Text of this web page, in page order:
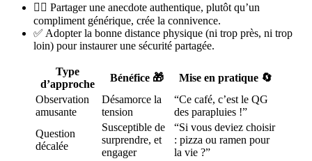
🙋‍♂️ Partager une anecdote authentique, plutôt qu’un
compliment générique, crée la connivence.
✅ Adopter la bonne distance physique (ni trop près, ni trop
loin) pour instaurer une sécurité partagée.
Type
d’approche
Bénéfice 🎁
Mise en pratique 🔄
Observation
amusante
Désamorce la
tension
“Ce café, c’est le QG
des parapluies !”
Question
décalée
Susceptible de
surprendre, et
engager
“Si vous deviez choisir
: pizza ou ramen pour
la vie ?”